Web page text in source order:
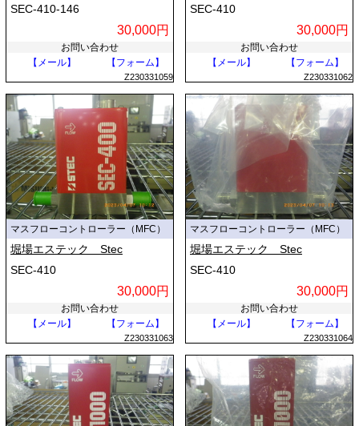
SEC-410-146
30,000円
お問い合わせ
【メール】
【フォーム】
Z230331059
SEC-410
30,000円
お問い合わせ
【メール】
【フォーム】
Z230331062
マスフローコントローラー（MFC）
堀場エステック Stec
SEC-410
30,000円
お問い合わせ
【メール】
【フォーム】
Z230331063
マスフローコントローラー（MFC）
堀場エステック Stec
SEC-410
30,000円
お問い合わせ
【メール】
【フォーム】
Z230331064